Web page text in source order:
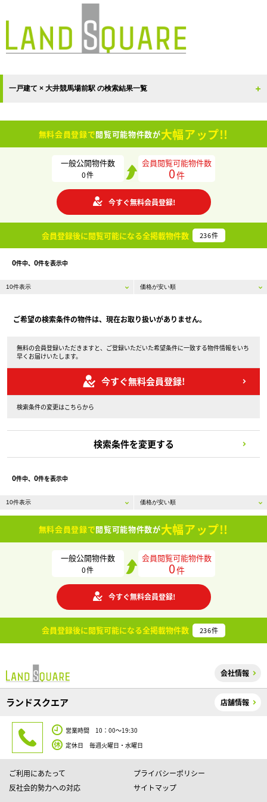
一戸建て × 大井競馬場前駅 の検索結果一覧
無料会員登録で閲覧可能物件数が大幅アップ!!
一般公開物件数
0件
会員閲覧可能物件数
0件
今すぐ無料会員登録!
会員登録後に閲覧可能になる全掲載物件数 236件
0件中、 0件を表示中
ご希望の検索条件の物件は、現在お取り扱いがありません。
無料の会員登録いただきますと、ご登録いただいた希望条件に一致する物件情報をいち
早くお届けいたします。
今すぐ無料会員登録!
検索条件の変更はこちらから
検索条件を変更する
0件中、 0件を表示中
無料会員登録で閲覧可能物件数が大幅アップ!!
一般公開物件数
0件
会員閲覧可能物件数
0件
今すぐ無料会員登録!
会員登録後に閲覧可能になる全掲載物件数 236件
会社情報
ランドスクエア 店舗情報
営業時間 10：00～19:30
定休日 毎週火曜日・水曜日
ご利用にあたって
プライバシーポリシー
反社会的勢力への対応
サイトマップ